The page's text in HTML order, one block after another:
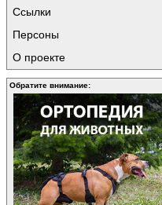
Ссылки
Персоны
О проекте
Обратите внимание: